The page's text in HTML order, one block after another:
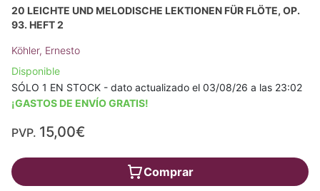
20 LEICHTE UND MELODISCHE LEKTIONEN FÜR FLÖTE, OP.
93. HEFT 2
Köhler, Ernesto
Disponible
SÓLO 1 EN STOCK - dato actualizado el 03/08/26 a las 23:02
¡GASTOS DE ENVÍO GRATIS!
PVP. 15,00€
Comprar